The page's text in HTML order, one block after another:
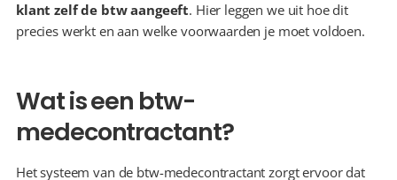
klant zelf de btwaangeeft. Hier leggen we uit hoe dit
precies werkt en aan welke voorwaarden je moet voldoen.
Wat is een btw-
medecontractant?
Het systeem van de btw-medecontractant zorgt ervoor dat